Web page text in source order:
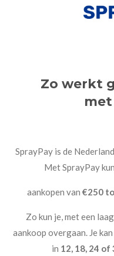
Zo werkt
met
SprayPay is de
Met SprayPay
aankopen van €250
Zo kun je, met een
aankoop overgaan. Je
in 12, 18, 24